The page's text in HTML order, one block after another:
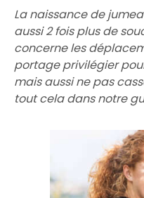
La naissance de
aussi 2 fois plus de
concerne les
portage privilégier
mais aussi ne pas
tout cela dans notre